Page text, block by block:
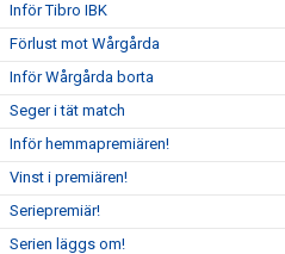
Inför Tibro IBK
Förlust mot Wårgårda
Inför Wårgårda borta
Seger i tät match
Inför hemmapremiären!
Vinst i premiären!
Seriepremiär!
Serien läggs om!